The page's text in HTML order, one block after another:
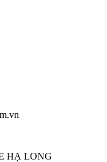
HẠ LONG